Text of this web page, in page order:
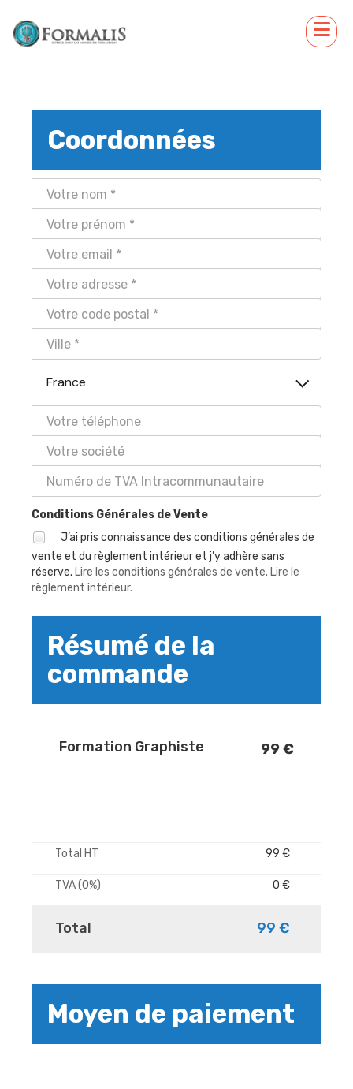
Coordonnées
France
Conditions Générales de Vente
J’ai pris connaissance des conditions générales de
vente et du règlement intérieur et j’y adhère sans
réserve. Lire les conditions générales de vente. Lire le
règlement intérieur.
Résumé de la
commande
Formation Graphiste 99 €
Total HT 99 €
TVA (0%) 0 €
Total 99 €
Moyen de paiement